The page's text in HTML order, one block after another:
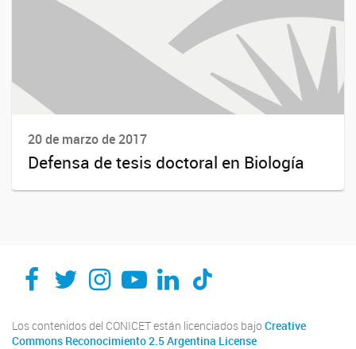
20 de marzo de 2017
Defensa de tesis doctoral en Biología
Los contenidos del CONICET están licenciados bajo Creative
Commons Reconocimiento 2.5 Argentina License